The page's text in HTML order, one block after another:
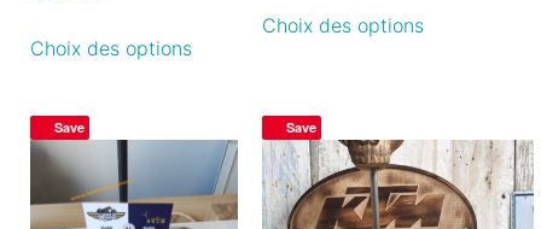
Choix des options
Choix des options
Save Save